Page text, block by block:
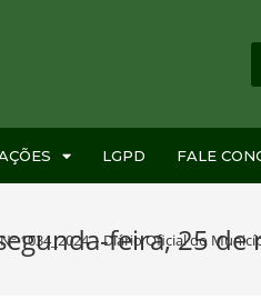
LGPD FALE
feira, 25 de
Nº 1034_2024 – Diário Oficial do